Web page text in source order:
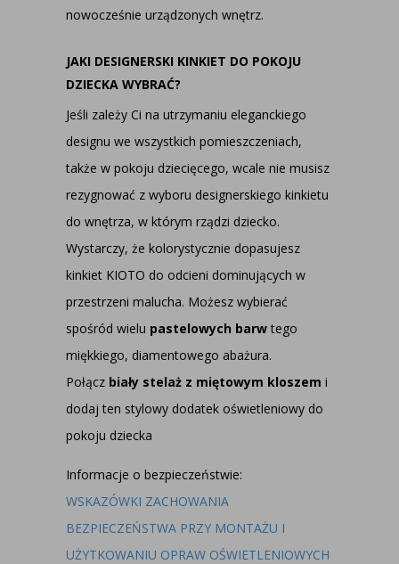
nowocześnie urządzonych wnętrz.
JAKI DESIGNERSKI KINKIET DO POKOJU
DZIECKA WYBRAĆ?
Jeśli zależy Ci na utrzymaniu eleganckiego
designu we wszystkich pomieszczeniach,
także w pokoju dziecięcego, wcale nie musisz
rezygnować z wyboru designerskiego kinkietu
do wnętrza, w którym rządzi dziecko.
Wystarczy, że kolorystycznie dopasujesz
kinkiet KIOTO do odcieni dominujących w
przestrzeni malucha. Możesz wybierać
spośród wielu pastelowych barwtego
miękkiego, diamentowego abażura.
Połącz biały stelaż z miętowym kloszem i
dodaj ten stylowy dodatek oświetleniowy do
pokoju dziecka
Informacje o bezpieczeństwie:
WSKAZÓWKI ZACHOWANIA
BEZPIECZEŃSTWA PRZY MONTAŻU I
UŻYTKOWANIU OPRAW OŚWIETLENIOWYCH